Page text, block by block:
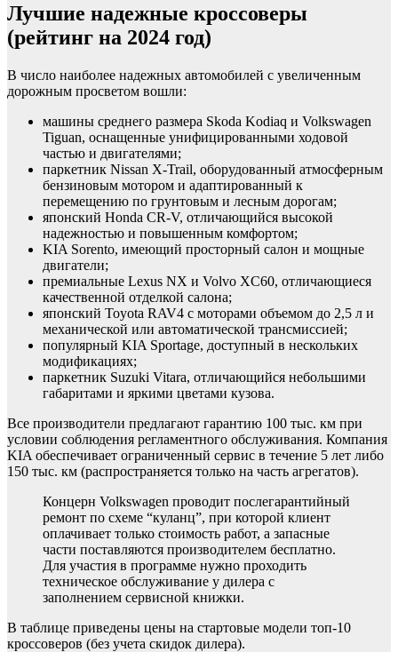
Лучшие надежные кроссоверы
(рейтинг на 2024 год)
В число наиболее надежных автомобилей с увеличенным
дорожным просветом вошли:
машины среднего размера Skoda Kodiaq и Volkswagen
Tiguan, оснащенные унифицированными ходовой
частью и двигателями;
паркетник Nissan X-Trail, оборудованный атмосферным
бензиновым мотором и адаптированный к
перемещению по грунтовым и лесным дорогам;
японский Honda CR-V, отличающийся высокой
надежностью и повышенным комфортом;
KIA Sorento, имеющий просторный салон и мощные
двигатели;
премиальные Lexus NX и Volvo XC60, отличающиеся
качественной отделкой салона;
японский Toyota RAV4 с моторами объемом до 2,5 л и
механической или автоматической трансмиссией;
популярный KIA Sportage, доступный в нескольких
модификациях;
паркетник Suzuki Vitara, отличающийся небольшими
габаритами и яркими цветами кузова.
Все производители предлагают гарантию 100 тыс. км при
условии соблюдения регламентного обслуживания. Компания
KIA обеспечивает ограниченный сервис в течение 5 лет либо
150 тыс. км (распространяется только на часть агрегатов).
Концерн Volkswagen проводит послегарантийный
ремонт по схеме “куланц”, при которой клиент
оплачивает только стоимость работ, а запасные
части поставляются производителем бесплатно.
Для участия в программе нужно проходить
техническое обслуживание у дилера с
заполнением сервисной книжки.
В таблице приведены цены на стартовые модели топ-10
кроссоверов (без учета скидок дилера).